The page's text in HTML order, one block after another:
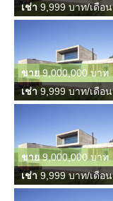
เช่า 9,999 บาท/เดือน
เช่า 9,999 บาท/เดือน
ขาย9,000,000 บาท
เช่า 9,999 บาท/เดือน
ขาย9,000,000 บาท